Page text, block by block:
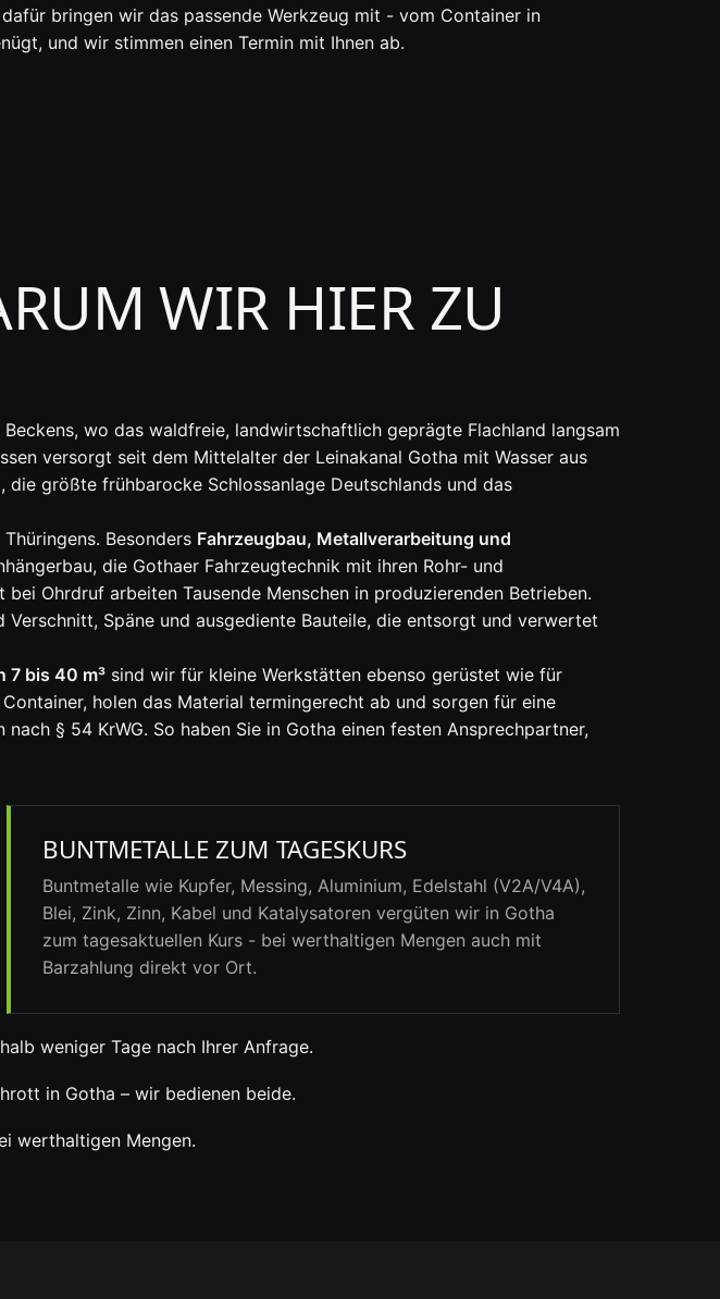
bringen wir das passende Werkzeug mit - vom Container in
und wir stimmen einen Termin mit Ihnen ab.
WIR HIER ZU
wo das waldfreie, landwirtschaftlich geprägte Flachland langsam
versorgt seit dem Mittelalter der Leinakanal Gotha mit Wasser aus
, die größte frühbarocke Schlossanlage Deutschlands und das
Besonders Fahrzeugbau, Metallverarbeitung und
die Gothaer Fahrzeugtechnik mit ihren Rohr- und
Ohrdruf arbeiten Tausende Menschen in produzierenden Betrieben.
Späne und ausgediente Bauteile, die entsorgt und verwertet
7 bis 40 m³ sind wir für kleine Werkstätten ebenso gerüstet wie für
holen das Material termingerecht ab und sorgen für eine
§ 54 KrWG. So haben Sie in Gotha einen festen Ansprechpartner,
BUNTMETALLE ZUM TAGESKURS
Buntmetalle wie Kupfer, Messing, Aluminium, Edelstahl (V2A/V4A),
Blei, Zink, Zinn, Kabel und Katalysatoren vergüten wir in Gotha
zum tagesaktuellen Kurs - bei werthaltigen Mengen auch mit
Barzahlung direkt vor Ort.
weniger Tage nach Ihrer Anfrage.
in Gotha – wir bedienen beide.
werthaltigen Mengen.